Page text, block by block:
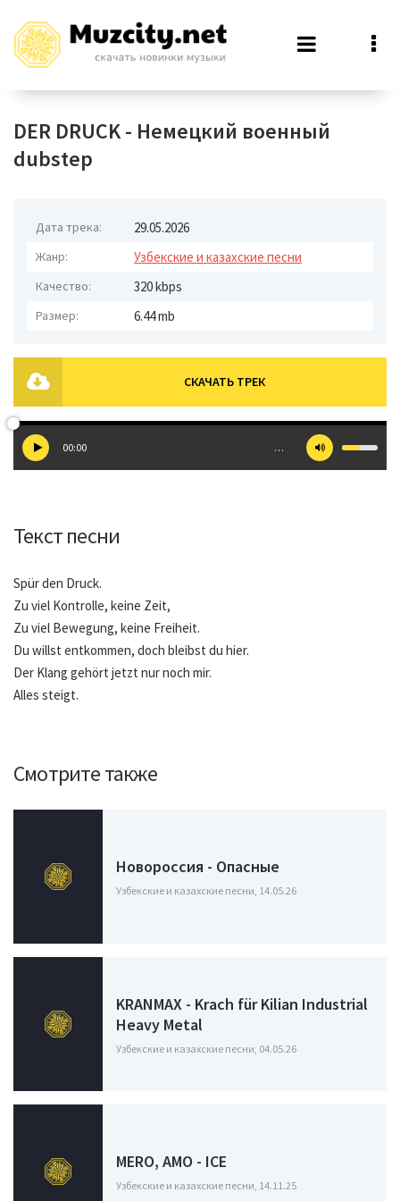
DER DRUCK - Немецкий военный
dubstep
Дата трека: 29.05.2026
Жанр: Узбекские и казахские песни
Качество: 320 kbps
Размер: 6.44 mb
СКАЧАТЬ ТРЕК
00:00 …
Текст песни
Spür den Druck.
Zu viel Kontrolle, keine Zeit,
Zu viel Bewegung, keine Freiheit.
Du willst entkommen, doch bleibst du hier.
Der Klang gehört jetzt nur noch mir.
Alles steigt.
Смотрите также
Новороссия - Опасные
Узбекские и казахские песни, 14.05.26
KRANMAX - Krach für Kilian Industrial
Heavy Metal
Узбекские и казахские песни, 04.05.26
MERO, AMO - ICE
Узбекские и казахские песни, 14.11.25